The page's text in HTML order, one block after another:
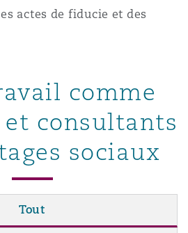
actes de fiducie et des
comme
consultants
sociaux
Tout